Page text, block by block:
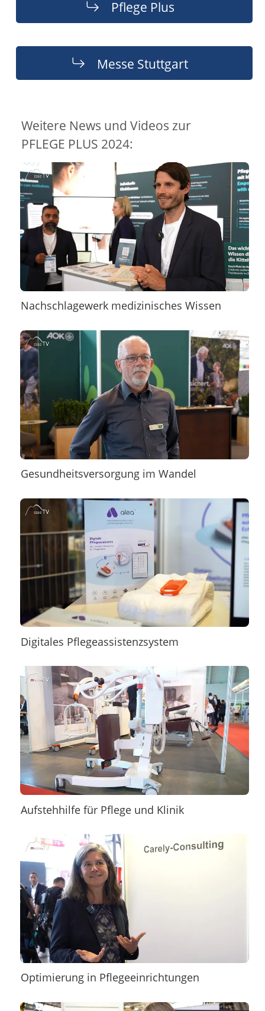
Pflege Plus
Messe Stuttgart
Weitere News und Videos zur
PFLEGE PLUS 2024:
Nachschlagewerk medizinisches Wissen
Gesundheitsversorgung im Wandel
Digitales Pflegeassistenzsystem
Aufstehhilfe für Pflege und Klinik
Optimierung in Pflegeeinrichtungen